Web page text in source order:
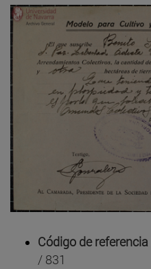
Código de referencia
/ 831